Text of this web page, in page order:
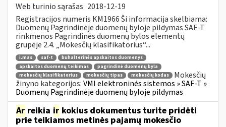
Web turinio sąrašas 2018-12-19
Registracijos numeris KM1966 Ši informacija skelbiama:
Duomenų Pagrindinėje duomenų byloje pildymas SAF-T
rinkmenos Pagrindinės duomenų bylos elementų
grupėje 2.4. „Mokesčių klasifikatorius“...
i.mas saf-t
buhalterinės apskaitos duomenys
apskaitos duomenų teikimas
pagrindinė duomenų byla
mokesčių klasifikatorius
mokesčių tipas mokesčių kodas
Mokesčių
žinyno kategorijos:VMI elektroninės sistemos » SAF-T »
Duomenų Pagrindinėje duomenų byloje pildymas
Ar reikia ir kokius dokumentus turite pridėti
prie teikiamos metinės pajamų mokesčio